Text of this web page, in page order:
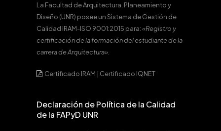
La Facultad de Arquitectura, Planeamiento y
Diseño (UNR) posee un Sistema de Gestión de
Calidad IRAM-ISO 9001:2015 para:«Registro y
certificación de la formación del estudiante de la
carrera de Arquitectura».
Certificado IRAM | Certificado IQNET
Declaración de Política de la Calidad
de la FAPyD UNR